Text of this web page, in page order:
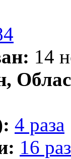
14
4 раза
16 раз